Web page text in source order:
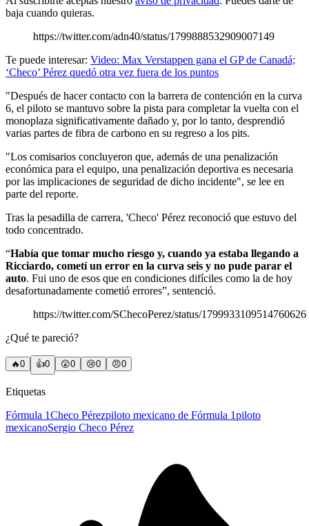
baja cuando quieras.
https://twitter.com/adn40/status/1799888532909007149
Te puede interesar: Video: Max Verstappen gana el GP de Canadá;
‘Checo’ Pérez quedó otra vez fuera de los puntos
"Después de hacer contacto con la barrera de contención en la curva
6, el piloto se mantuvo sobre la pista para completar la vuelta con el
monoplaza significativamente dañado y, por lo tanto, desprendió
varias partes de fibra de carbono en su regreso a los pits.
"Los comisarios concluyeron que, además de una penalización
económica para el equipo, una penalización deportiva es necesaria
por las implicaciones de seguridad de dicho incidente", se lee en
parte del reporte.
Tras la pesadilla de carrera, 'Checo' Pérez reconoció que estuvo del
todo concentrado.
“Había que tomar mucho riesgo y, cuando ya estaba llegando a
Ricciardo, cometí un error en la curva seis y no pude parar el
auto. Fui uno de esos que en condiciones difíciles como la de hoy
desafortunadamente cometió errores”, sentenció.
https://twitter.com/SChecoPerez/status/1799933109514760626
¿Qué te pareció?
🔥0 👍0 😲0 😢0 😠0
Etiquetas
Fórmula 1Checo Pérezpiloto mexicano de Fórmula 1piloto
mexicanoSergio Checo Pérez